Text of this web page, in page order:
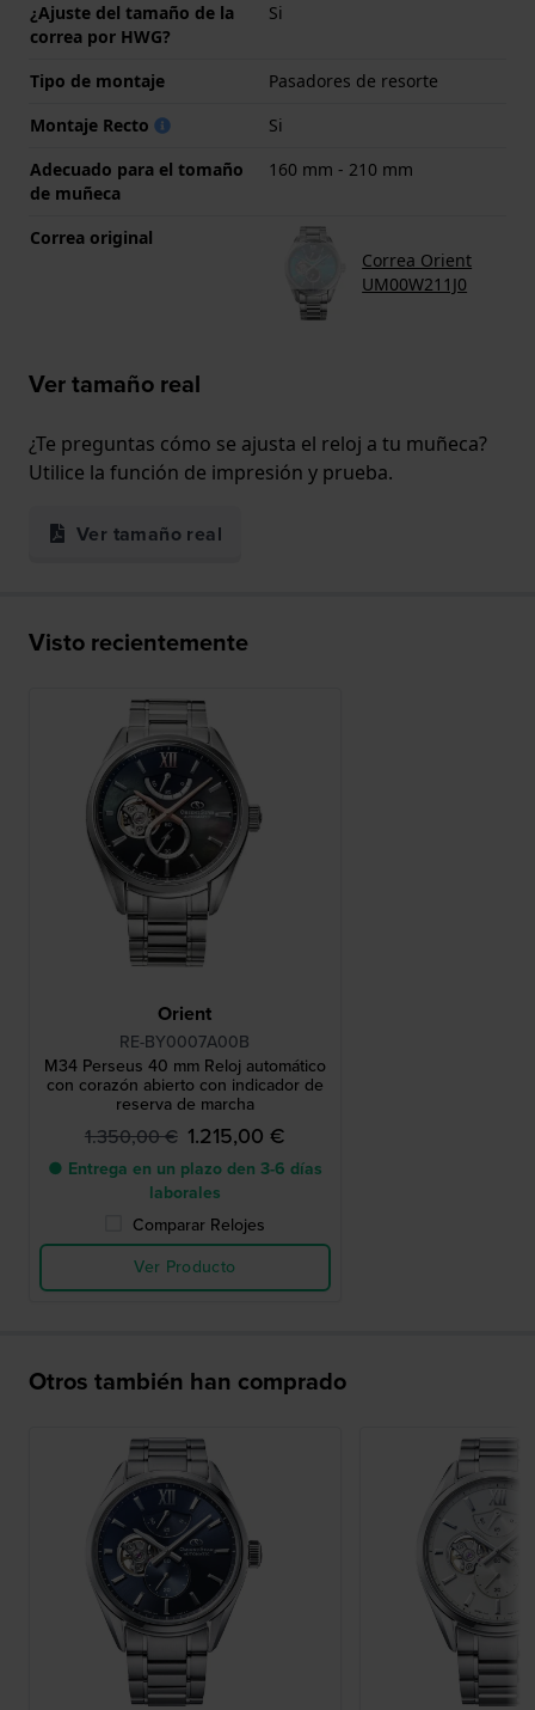
¿Ajuste del tamaño de la
correa por HWG?
Si
Tipo de montaje
Pasadores de resorte
Montaje Recto
Si
Adecuado para el tomaño
de muñeca
160 mm - 210 mm
Correa original
Correa Orient
UM00W211J0
Ver tamaño real
¿Te preguntas cómo se ajusta el reloj a tu muñeca?
Utilice la función de impresión y prueba.
Ver tamaño real
Visto recientemente
Orient
RE-BY0007A00B
M34 Perseus 40 mm Reloj automático
con corazón abierto con indicador de
reserva de marcha
1.350,00 € 1.215,00 €
● Entrega en un plazo den 3-6 días
laborales
Comparar Relojes
Ver Producto
Otros también han comprado